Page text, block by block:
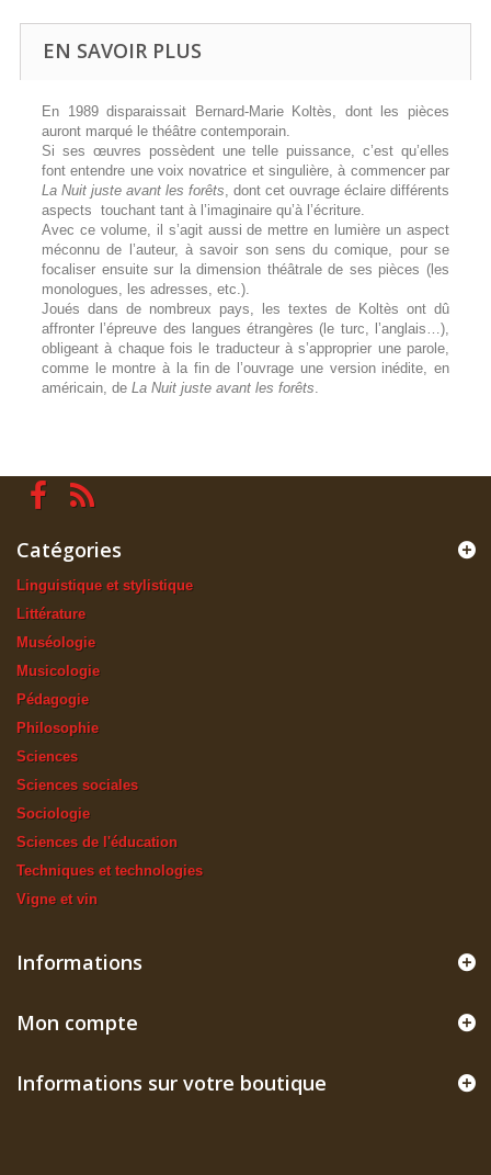
EN SAVOIR PLUS
En 1989 disparaissait Bernard-Marie Koltès, dont les pièces
auront marqué le théâtre contemporain.
Si ses œuvres possèdent une telle puissance, c’est qu’elles
font entendre une voix novatrice et singulière, à commencer par
La Nuit juste avant les forêts, dont cet ouvrage éclaire différents
aspects touchant tant à l’imaginaire qu’à l’écriture.
Avec ce volume, il s’agit aussi de mettre en lumière un aspect
méconnu de l’auteur, à savoir son sens du comique, pour se
focaliser ensuite sur la dimension théâtrale de ses pièces (les
monologues, les adresses, etc.).
Joués dans de nombreux pays, les textes de Koltès ont dû
affronter l’épreuve des langues étrangères (le turc, l’anglais…),
obligeant à chaque fois le traducteur à s’approprier une parole,
comme le montre à la fin de l’ouvrage une version inédite, en
américain, de La Nuit juste avant les forêts.
Catégories
Linguistique et stylistique
Littérature
Muséologie
Musicologie
Pédagogie
Philosophie
Sciences
Sciences sociales
Sociologie
Sciences de l'éducation
Techniques et technologies
Vigne et vin
Informations
Mon compte
Informations sur votre boutique